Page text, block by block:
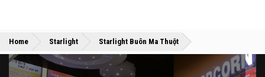
Home »
Starlight »
Starlight Buôn Ma Thuột